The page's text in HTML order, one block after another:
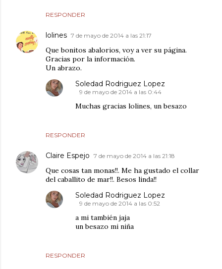
RESPONDER
lolines 7 de mayo de 2014 a las 21:17
Que bonitos abalorios, voy a ver su página.
Gracias por la información.
Un abrazo.
RESPONDER
Soledad Rodriguez Lopez
9 de mayo de 2014 a las 0:44
Muchas gracias lolines, un besazo
Claire Espejo 7 de mayo de 2014 a las 21:18
Que cosas tan monas!!. Me ha gustado el collar
del caballito de mar!!. Besos linda!!
RESPONDER
Soledad Rodriguez Lopez
9 de mayo de 2014 a las 0:52
a mi también jaja
un besazo mi niña